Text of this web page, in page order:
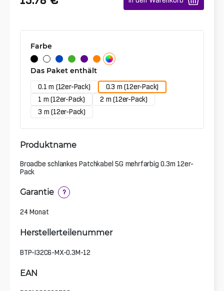
Farbe
Das Paket enthält
0.1 m (12er-Pack)
0.3 m (12er-Pack)
1 m (12er-Pack)
2 m (12er-Pack)
3 m (12er-Pack)
Produktname
Broadbe schlankes Patchkabel 5G mehrfarbig 0.3m 12er-
Pack
Garantie ?
24 Monat
Herstellerteilenummer
BTP-I32C6-MX-0.3M-12
EAN